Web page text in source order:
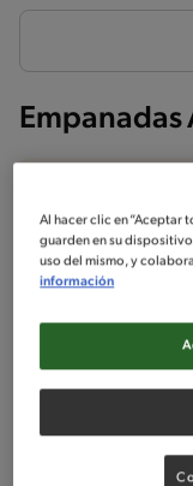
Ingredientes
Sin nueces de
Ingredientes
Al hacer clic en “Aceptar
guarden en su
uso del mismo, y
información